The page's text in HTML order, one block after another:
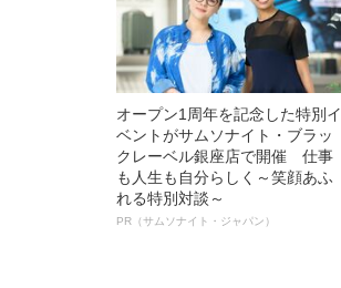
オープン1周年を記念した特別イ
ベントがサムソナイト・ブラッ
クレーベル銀座店で開催 仕事
も人生も自分らしく～笑顔あふ
れる特別対談～
PR（サムソナイト・ジャパン）